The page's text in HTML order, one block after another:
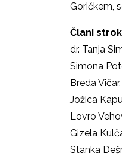
Goričkem,
Člani
dr. Tanja
Simona
Breda
Jožica
Lovro
Gizela
Stanka